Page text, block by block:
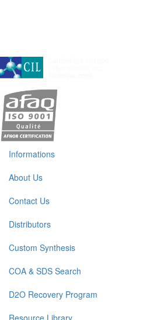
Informations
About Us
Contact Us
Distributors
Custom Synthesis
COA & SDS Search
D2O Recovery Program